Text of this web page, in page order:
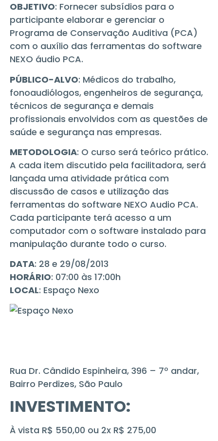
OBJETIVO: Fornecer subsídios para o
participante elaborar e gerenciar o
Programa de Conservação Auditiva (PCA)
com o auxílio das ferramentas do software
NEXO áudio PCA.
PÚBLICO-ALVO: Médicos do trabalho,
fonoaudiólogos, engenheiros de segurança,
técnicos de segurança e demais
profissionais envolvidos com as questões de
saúde e segurança nas empresas.
METODOLOGIA: O curso será teórico prático.
A cada item discutido pela facilitadora, será
lançada uma atividade prática com
discussão de casos e utilização das
ferramentas do software NEXO Audio PCA.
Cada participante terá acesso a um
computador com o software instalado para
manipulação durante todo o curso.
DATA: 28 e 29/08/2013
HORÁRIO: 07:00 às 17:00h
LOCAL: Espaço Nexo
Rua Dr. Cândido Espinheira, 396 – 7º andar,
Bairro Perdizes, São Paulo
INVESTIMENTO:
À vista R$ 550,00 ou 2x R$ 275,00